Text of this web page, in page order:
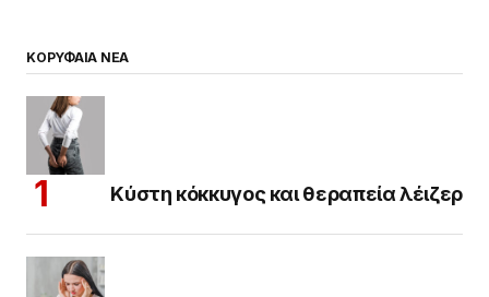
ΚΟΡΥΦΑΙΑ ΝΕΑ
Κύστη κόκκυγος και θεραπεία λέιζερ